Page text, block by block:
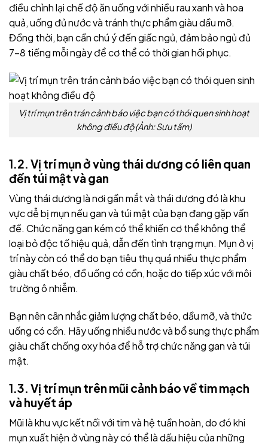
điều chỉnh lại chế độ ăn uống với nhiều rau xanh và hoa
quả, uống đủ nước và tránh thực phẩm giàu dầu mỡ.
Đồng thời, bạn cần chú ý đến giấc ngủ, đảm bảo ngủ đủ
7-8 tiếng mỗi ngày để cơ thể có thời gian hồi phục.
Vị trí mụn trên trán cảnh báo việc bạn có thói quen sinh hoạt
không điều độ (Ảnh: Sưu tầm)
1.2. Vị trí mụn ở vùng thái dương có liên quan
đến túi mật và gan
Vùng thái dương là nơi gần mắt và thái dương đó là khu
vực dễ bị mụn nếu gan và túi mật của bạn đang gặp vấn
đề. Chức năng gan kém có thể khiến cơ thể không thể
loại bỏ độc tố hiệu quả, dẫn đến tình trạng mụn. Mụn ở vị
trí này còn có thể do bạn tiêu thụ quá nhiều thực phẩm
giàu chất béo, đồ uống có cồn, hoặc do tiếp xúc với môi
trường ô nhiễm.
Bạn nên cân nhắc giảm lượng chất béo, dầu mỡ, và thức
uống có cồn. Hãy uống nhiều nước và bổ sung thực phẩm
giàu chất chống oxy hóa để hỗ trợ chức năng gan và túi
mật.
1.3. Vị trí mụn trên mũi cảnh báo về tim mạch
và huyết áp
Mũi là khu vực kết nối với tim và hệ tuần hoàn, do đó khi
mụn xuất hiện ở vùng này có thể là dấu hiệu của những